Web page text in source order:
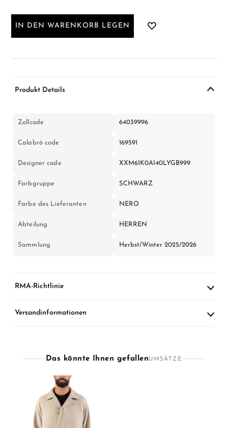
IN DEN WARENKORB LEGEN
Produkt Details
Zollcode 64039996
Calabrò code 169591
Designer code XXM61K0AI40LYGB999
Farbgruppe SCHWARZ
Farbe des Lieferanten NERO
Abteilung HERREN
Sammlung Herbst/Winter 2025/2026
RMA-Richtlinie
Versandinformationen
Das könnte Ihnen gefallenUMSÄTZE